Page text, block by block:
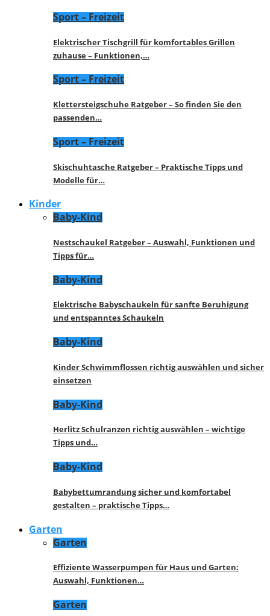
Sport – Freizeit
Elektrischer Tischgrill für komfortables Grillen
zuhause – Funktionen,…
Sport – Freizeit
Klettersteigschuhe Ratgeber – So finden Sie den
passenden…
Sport – Freizeit
Skischuhtasche Ratgeber – Praktische Tipps und
Modelle für…
Kinder
Baby-Kind
Nestschaukel Ratgeber – Auswahl, Funktionen und
Tipps für…
Baby-Kind
Elektrische Babyschaukeln für sanfte Beruhigung
und entspanntes Schaukeln
Baby-Kind
Kinder Schwimmflossen richtig auswählen und sicher
einsetzen
Baby-Kind
Herlitz Schulranzen richtig auswählen – wichtige
Tipps und…
Baby-Kind
Babybettumrandung sicher und komfortabel
gestalten – praktische Tipps…
Garten
Garten
Effiziente Wasserpumpen für Haus und Garten:
Auswahl, Funktionen…
Garten